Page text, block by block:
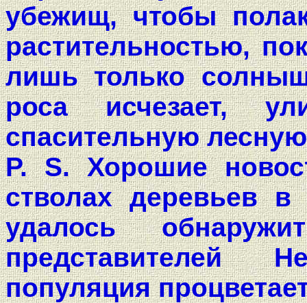
убежищ, чтобы
растительностью,
лишь только
роса исчезает,
спасительную
P. S. Хорошие
стволах деревьев
удалось
представителей
популяция